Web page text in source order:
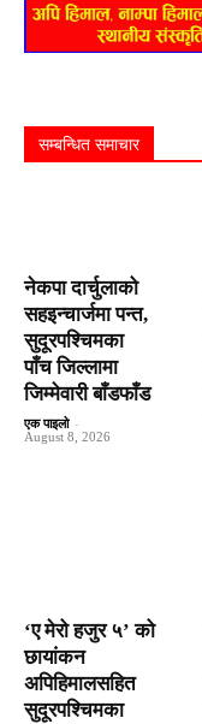
सम्बन्धित समाचार
नेकपा दार्चुलाको
सहइन्चार्जमा पन्त,
सुदूरपश्चिमका
पाँच जिल्लामा
जिम्मेवारी बाँडफाँड
एक पाइलो -
August 8, 2026
‘ए मेरो हजुर ५’ को
छायांकन
अपिहिमालसहित
सुदूरपश्चिमका